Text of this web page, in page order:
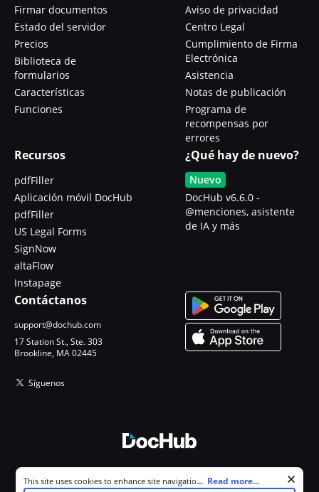
Firmar documentos
Estado del servidor
Precios
Biblioteca de
formularios
Características
Funciones
Aviso de privacidad
Centro Legal
Cumplimiento de Firma
Electrónica
Asistencia
Notas de publicación
Programa de
recompensas por
errores
Recursos
pdfFiller
Aplicación móvil DocHub
pdfFiller
US Legal Forms
SignNow
altaFlow
Instapage
¿Qué hay de nuevo?
Nuevo
DocHub v6.6.0 -
@menciones, asistente
de IA y más
Contáctanos
support@dochub.com
17 Station St., Ste. 303
Brookline, MA 02445
Síguenos
Todos los derechos reservados.
Cookie consent notice
This site uses cookies to enhance site navigation and personalize
... Read more...